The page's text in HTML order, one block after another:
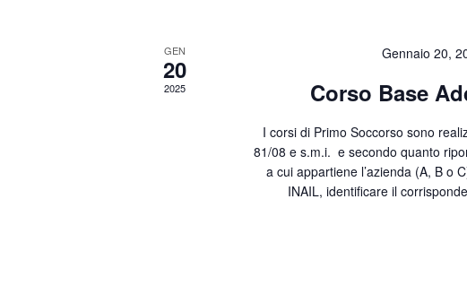
GEN
20
2025
Gennaio 20,
Corso Base
I corsi di Primo Soccorso sono
81/08 e s.m.i. e secondo quanto
a cui appartiene l’azienda (A, B o
INAIL, identificare il